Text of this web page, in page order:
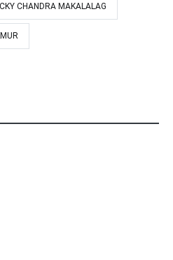
CHANDRA MAKALALAG